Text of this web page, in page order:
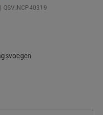
QSVINCP40319